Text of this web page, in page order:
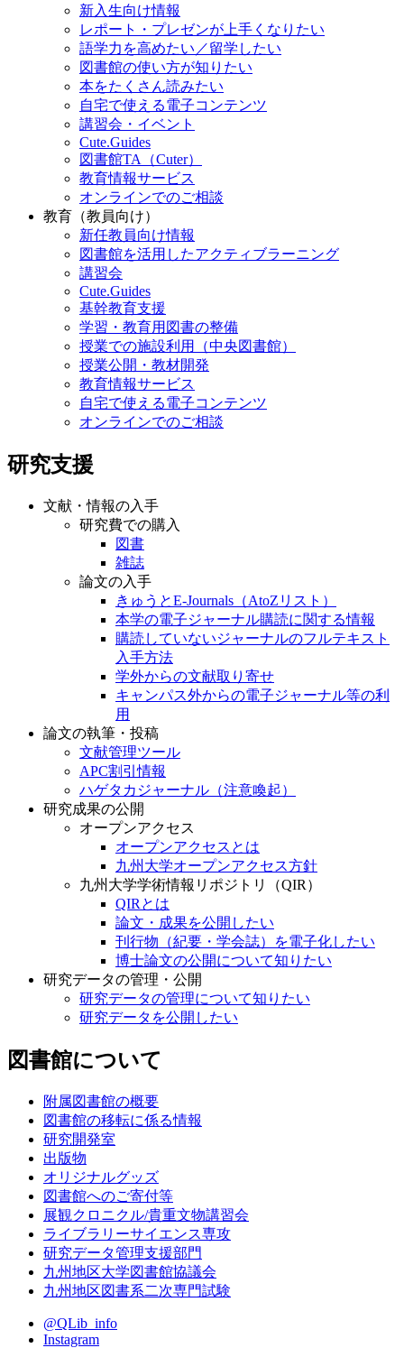
新入生向け情報
レポート・プレゼンが上手くなりたい
語学力を高めたい／留学したい
図書館の使い方が知りたい
本をたくさん読みたい
自宅で使える電子コンテンツ
講習会・イベント
Cute.Guides
図書館TA（Cuter）
教育情報サービス
オンラインでのご相談
教育（教員向け）
新任教員向け情報
図書館を活用したアクティブラーニング
講習会
Cute.Guides
基幹教育支援
学習・教育用図書の整備
授業での施設利用（中央図書館）
授業公開・教材開発
教育情報サービス
自宅で使える電子コンテンツ
オンラインでのご相談
研究支援
文献・情報の入手
研究費での購入
図書
雑誌
論文の入手
きゅうとE-Journals（AtoZリスト）
本学の電子ジャーナル購読に関する情報
購読していないジャーナルのフルテキスト
入手方法
学外からの文献取り寄せ
キャンパス外からの電子ジャーナル等の利
用
論文の執筆・投稿
文献管理ツール
APC割引情報
ハゲタカジャーナル（注意喚起）
研究成果の公開
オープンアクセス
オープンアクセスとは
九州大学オープンアクセス方針
九州大学学術情報リポジトリ（QIR）
QIRとは
論文・成果を公開したい
刊行物（紀要・学会誌）を電子化したい
博士論文の公開について知りたい
研究データの管理・公開
研究データの管理について知りたい
研究データを公開したい
図書館について
附属図書館の概要
図書館の移転に係る情報
研究開発室
出版物
オリジナルグッズ
図書館へのご寄付等
展観クロニクル/貴重文物講習会
ライブラリーサイエンス専攻
研究データ管理支援部門
九州地区大学図書館協議会
九州地区図書系二次専門試験
@QLib_info
Instagram